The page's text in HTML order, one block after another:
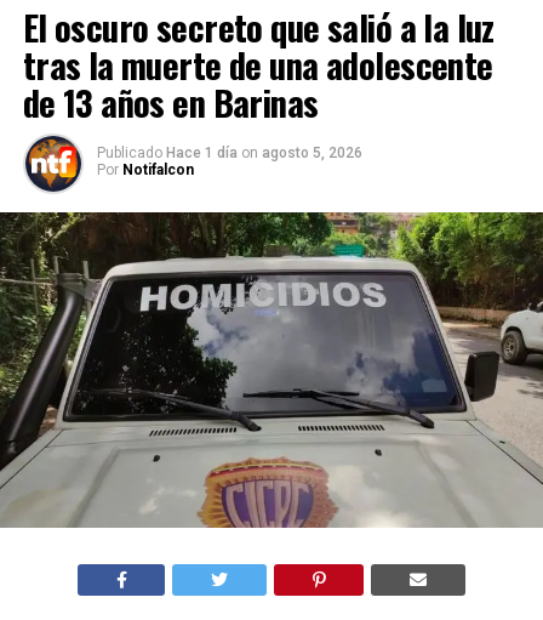
El oscuro secreto que salió a la luz
tras la muerte de una adolescente
de 13 años en Barinas
Publicado Hace 1 día on agosto 5, 2026
Por Notifalcon